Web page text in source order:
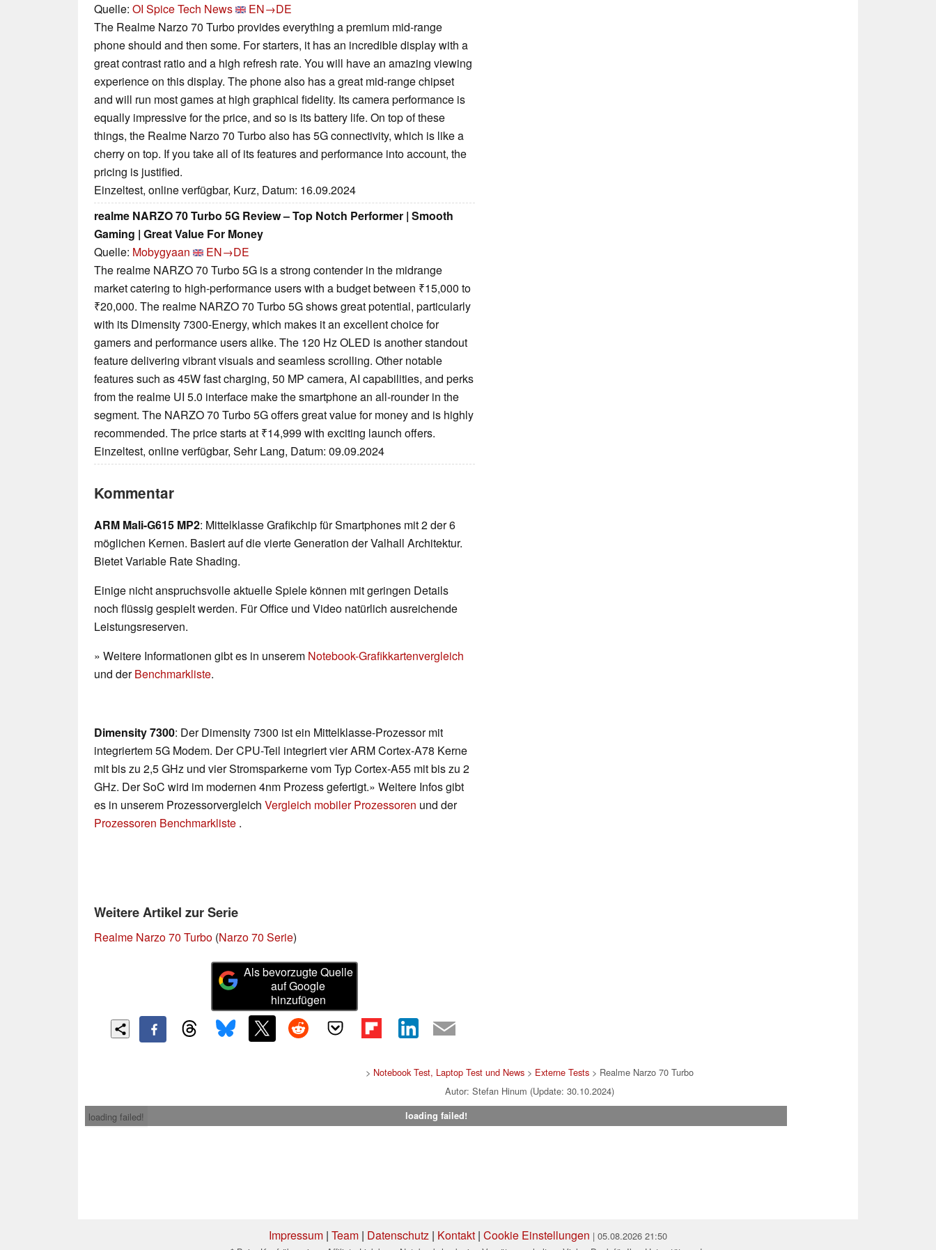
Quelle: OI Spice Tech News
EN→DE
The Realme Narzo 70 Turbo provides everything a premium mid-range
phone should and then some. For starters, it has an incredible display with a
great contrast ratio and a high refresh rate. You will have an amazing viewing
experience on this display. The phone also has a great mid-range chipset
and will run most games at high graphical fidelity. Its camera performance is
equally impressive for the price, and so is its battery life. On top of these
things, the Realme Narzo 70 Turbo also has 5G connectivity, which is like a
cherry on top. If you take all of its features and performance into account, the
pricing is justified.
Einzeltest, online verfügbar, Kurz, Datum: 16.09.2024
realme NARZO 70 Turbo 5G Review – Top Notch Performer | Smooth
Gaming | Great Value For Money
Quelle: Mobygyaan
EN→DE
The realme NARZO 70 Turbo 5G is a strong contender in the midrange
market catering to high-performance users with a budget between ₹15,000 to
₹20,000. The realme NARZO 70 Turbo 5G shows great potential, particularly
with its Dimensity 7300-Energy, which makes it an excellent choice for
gamers and performance users alike. The 120 Hz OLED is another standout
feature delivering vibrant visuals and seamless scrolling. Other notable
features such as 45W fast charging, 50 MP camera, AI capabilities, and perks
from the realme UI 5.0 interface make the smartphone an all-rounder in the
segment. The NARZO 70 Turbo 5G offers great value for money and is highly
recommended. The price starts at ₹14,999 with exciting launch offers.
Einzeltest, online verfügbar, Sehr Lang, Datum: 09.09.2024
Kommentar
ARM Mali-G615 MP2: Mittelklasse Grafikchip für Smartphones mit 2 der 6
möglichen Kernen. Basiert auf die vierte Generation der Valhall Architektur.
Bietet Variable Rate Shading.
Einige nicht anspruchsvolle aktuelle Spiele können mit geringen Details
noch flüssig gespielt werden. Für Office und Video natürlich ausreichende
Leistungsreserven.
» Weitere Informationen gibt es in unserem Notebook-Grafikkartenvergleich
und derBenchmarkliste.
Dimensity 7300: Der Dimensity 7300 ist ein Mittelklasse-Prozessor mit
integriertem 5G Modem. Der CPU-Teil integriert vier ARM Cortex-A78 Kerne
mit bis zu 2,5 GHz und vier Stromsparkerne vom Typ Cortex-A55 mit bis zu 2
GHz. Der SoC wird im modernen 4nm Prozess gefertigt.» Weitere Infos gibt
es in unserem Prozessorvergleich Vergleich mobiler Prozessoren und der
Prozessoren Benchmarkliste .
Weitere Artikel zur Serie
Realme Narzo 70 Turbo (Narzo 70 Serie)
Als bevorzugte Quelle
auf Google
hinzufügen
> Notebook Test, Laptop Test und News> Externe Tests> Realme Narzo 70 Turbo
Autor: Stefan Hinum (Update: 30.10.2024)
loading failed!
loading failed!
Impressum | Team | Datenschutz | Kontakt | Cookie Einstellungen | 05.08.2026 21:50